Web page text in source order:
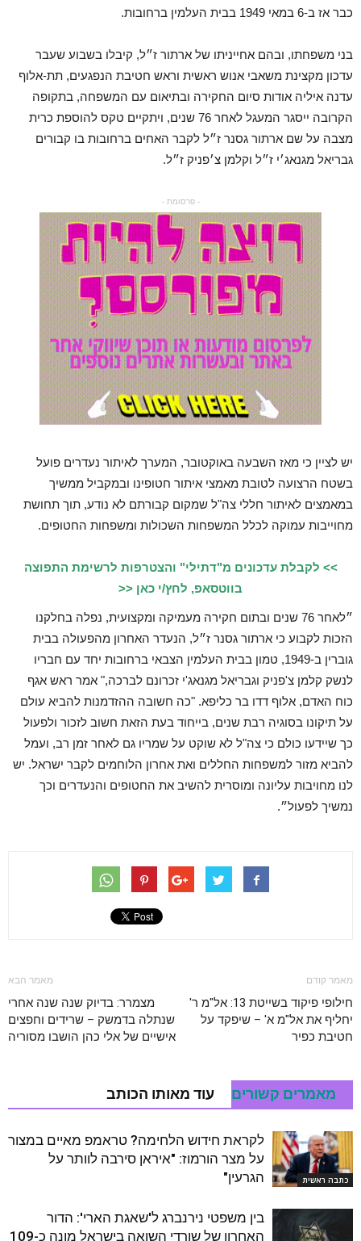
כבר אז ב-6 במאי 1949 בבית העלמין ברחובות.
בני משפחתו, ובהם אחייניתו של ארתור ז״ל, קיבלו בשבוע שעבר
עדכון מקצינת משאבי אנוש ראשית וראש חטיבת הנפגעים, תת-אלוף
עדנה איליה אודות סיום החקירה ובתיאום עם המשפחה, בתקופה
הקרובה ייסגר המעגל לאחר 76 שנים, ויתקיים טקס להוספת כרית
מצבה על שם ארתור גסנר ז״ל לקבר האחים ברחובות בו קבורים
גבריאל מגנאג׳י ז״ל וקלמן צ׳פניק ז״ל.
- פרסומת -
יש לציין כי מאז השבעה באוקטובר, המערך לאיתור נעדרים פועל
בשטח הרצועה לטובת מאמצי איתור חטופינו ובמקביל ממשיך
במאמצים לאיתור חללי צה"ל שמקום קבורתם לא נודע, תוך תחושת
מחוייבות עמוקה לכלל המשפחות השכולות ומשפחות החטופים.
>> לקבלת עדכונים מ"דתילי" והצטרפות לרשימת התפוצה
בווטסאפ, לחץ/י כאן <<
״לאחר 76 שנים ובתום חקירה מעמיקה ומקצועית, נפלה בחלקנו
הזכות לקבוע כי ארתור גסנר ז״ל, הנעדר האחרון מהפעולה בבית
גוברין ב-1949, טמון בבית העלמין הצבאי ברחובות יחד עם חבריו
לנשק קלמן צ'פניק וגבריאל מגנאג'י זכרונם לברכה," אמר ראש אגף
כוח האדם, אלוף דדו בר כליפא. "כה חשובה ההזדמנות להביא עולם
על תיקונו בסוגיה רבת שנים, בייחוד בעת הזאת חשוב לזכור ולפעול
כך שיידעו כולם כי צה"ל לא שוקט על שמריו גם לאחר זמן רב, ועמל
להביא מזור למשפחות החללים ואת אחרון הלוחמים לקבר ישראל. יש
לנו מחויבות עליונה ומוסרית להשיב את החטופים והנעדרים וכך
נמשיך לפעול״.
מאמר קודם
חילופי פיקוד בשייטת 13: אל"מ ר'
יחליף את אל"מ א' – שיפקד על
חטיבת כפיר
מאמר הבא
מצמרר: בדיוק שנה שנה אחרי
שנתלה בדמשק – שרידים וחפצים
אישיים של אלי כהן הושבו מסוריה
מאמרים קשורים עוד מאותו הכותב
כתבה ראשית
לקראת חידוש הלחימה? טראמפ מאיים במצור
על מצר הורמוז: "איראן סירבה לוותר על
הגרעין"
בין משפטי נירנברג ל'שאגת הארי': הדור
האחרון של שורדי השואה בישראל מונה כ-109